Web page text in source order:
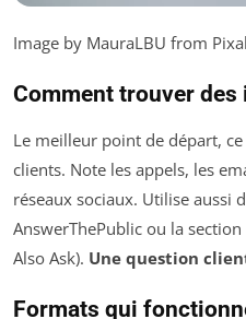
Image by MauraLBU from
Comment trouver des
Le meilleur point de départ,
clients. Note les appels, les
réseaux sociaux. Utilise aussi
AnswerThePublic ou la
Also Ask). Une question
Formats qui